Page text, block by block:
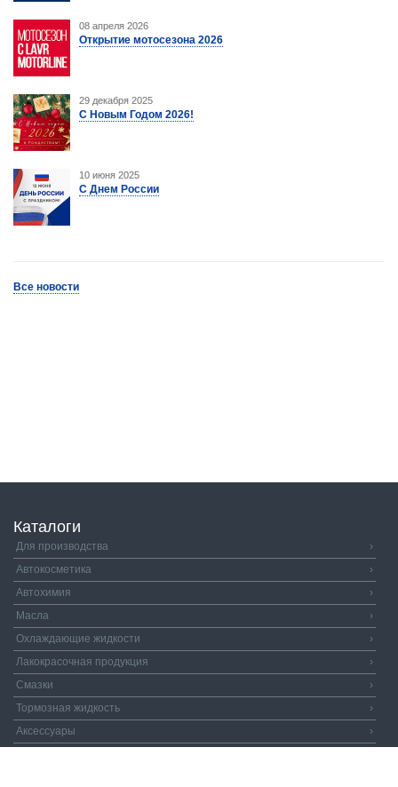
08 апреля 2026
Открытие мотосезона 2026
29 декабря 2025
С Новым Годом 2026!
10 июня 2025
С Днем России
Все новости
Каталоги
Для производства
›
Автокосметика
›
Автохимия
›
Масла
›
Охлаждающие жидкости
›
Лакокрасочная продукция
›
Смазки
›
Тормозная жидкость
›
Аксессуары
›